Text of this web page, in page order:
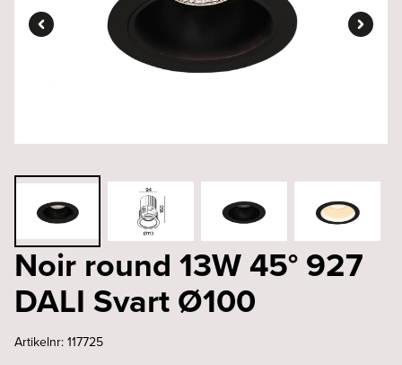
Noir round 13W 45° 927
DALI Svart Ø100
Artikelnr:117725